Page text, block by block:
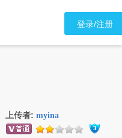
登录/注册
上传者: myina